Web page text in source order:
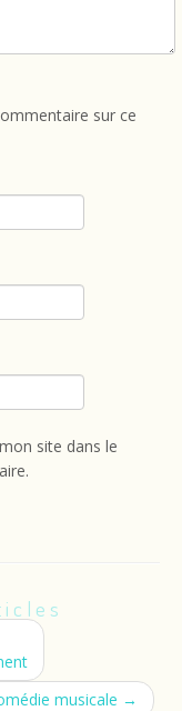
sur ce
site dans le
musicale →